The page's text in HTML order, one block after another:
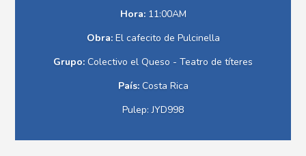
Hora:11:00AM
Obra: El cafecito de Pulcinella
Grupo: Colectivo el Queso - Teatro de títeres
País:Costa Rica
Pulep: JYD998